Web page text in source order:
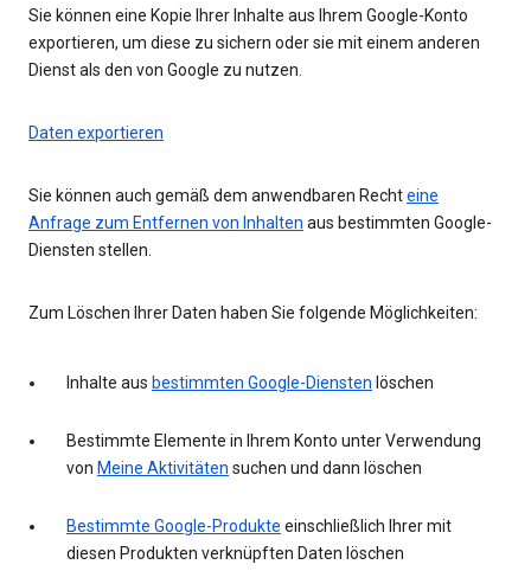
Sie können eine Kopie Ihrer Inhalte aus Ihrem Google-Konto
exportieren, um diese zu sichern oder sie mit einem anderen
Dienst als den von Google zu nutzen.
Daten exportieren
Sie können auch gemäß dem anwendbaren Rechteine
Anfrage zum Entfernen von Inhalten aus bestimmten Google-
Diensten stellen.
Zum Löschen Ihrer Daten haben Sie folgende Möglichkeiten:
Inhalte aus bestimmten Google-Diensten löschen
Bestimmte Elemente in Ihrem Konto unter Verwendung
von Meine Aktivitäten suchen und dann löschen
Bestimmte Google-Produkte einschließlich Ihrer mit
diesen Produkten verknüpften Daten löschen